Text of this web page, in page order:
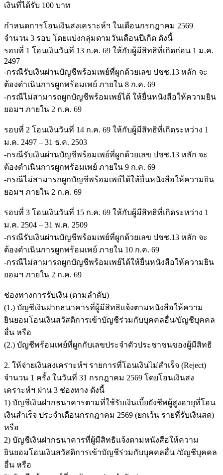
เงินที่ได้รับ 100 บาท
กำหนดการโอนเงินสงเคราะห์ฯ ในเดือนกรกฎาคม 2569
จำนวน 3 รอบ โดยแบ่งกลุ่มตามวันเดือนปีเกิด ดังนี้
รอบที่ 1 โอนเงินวันที่ 13 ก.ค. 69 ให้กับผู้มีสิทธิที่เกิดก่อน 1 ม.ค.
2497
-กรณีรับเงินผ่านบัญชีพร้อมเพย์ที่ผูกด้วยเลข ปชช.13 หลัก จะ
ต้องดำเนินการผูกพร้อมเพย์ ภายใน 8 ก.ค. 69
-กรณีไม่สามารถผูกบัญชีพร้อมเพย์ได้ ให้ยื่นหนังสือให้ความยิน
ยอมฯ ภายใน 2 ก.ค. 69
รอบที่ 2 โอนเงินวันที่ 14 ก.ค. 69 ให้กับผู้มีสิทธิที่เกิดระหว่าง 1
ม.ค. 2497 – 31 ธ.ค. 2503
-กรณีรับเงินผ่านบัญชีพร้อมเพย์ที่ผูกด้วยเลข ปชช.13 หลัก จะ
ต้องดำเนินการผูกพร้อมเพย์ ภายใน 9 ก.ค. 69
-กรณีไม่สามารถผูกบัญชีพร้อมเพย์ได้ให้ยื่นหนังสือให้ความยิน
ยอมฯ ภายใน 2 ก.ค. 69
รอบที่ 3 โอนเงินวันที่ 15 ก.ค. 69 ให้กับผู้มีสิทธิที่เกิดระหว่าง 1
ม.ค. 2504 – 31 พ.ค. 2509
-กรณีรับเงินผ่านบัญชีพร้อมเพย์ที่ผูกด้วยเลข ปชช.13 หลัก จะ
ต้องดำเนินการผูกพร้อมเพย์ ภายใน 10 ก.ค. 69
-กรณีไม่สามารถผูกบัญชีพร้อมเพย์ได้ให้ยื่นหนังสือให้ความยิน
ยอมฯ ภายใน 2 ก.ค. 69
ช่องทางการรับเงิน (ตามลำดับ)
(1.) บัญชีเงินฝากธนาคารที่ผู้มีสิทธิแจ้งตามหนังสือให้ความ
ยินยอมโอนเงินสวัสดิการเข้าบัญชีร่วมกับบุคคลอื่น/บัญชีบุคคล
อื่น หรือ
(2.) บัญชีพร้อมเพย์ที่ผูกกับเลขประจำตัวประชาชนของผู้มีสิทธิ
2. ให้จ่ายเงินสงเคราะห์ฯ รายการที่โอนเงินไม่สำเร็จ (Reject)
จำนวน 1 ครั้ง ในวันที่ 31 กรกฎาคม 2569 โดยโอนเงินสง
เคราะห์ฯ ผ่าน 3 ช่องทาง ดังนี้
1) บัญชีเงินฝากธนาคารตามที่ใช้รับเงินเบี้ยยังชีพผู้สูงอายุที่โอน
เงินสำเร็จ ประจำเดือนกรกฎาคม 2569 (ยกเว้น รายที่รับเงินสด)
หรือ
2) บัญชีเงินฝากธนาคารที่ผู้มีสิทธิแจ้งตามหนังสือให้ความ
ยินยอมโอนเงินสวัสดิการเข้าบัญชีร่วมกับบุคคลอื่น /บัญชีบุคคล
อื่น หรือ